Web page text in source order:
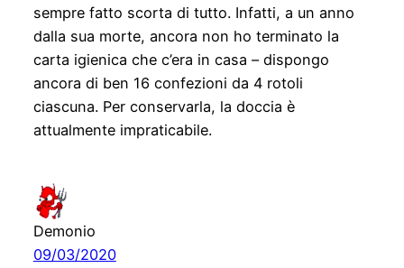
sempre fatto scorta di tutto. Infatti, a un anno
dalla sua morte, ancora non ho terminato la
carta igienica che c’era in casa – dispongo
ancora di ben 16 confezioni da 4 rotoli
ciascuna. Per conservarla, la doccia è
attualmente impraticabile.
Demonio
09/03/2020